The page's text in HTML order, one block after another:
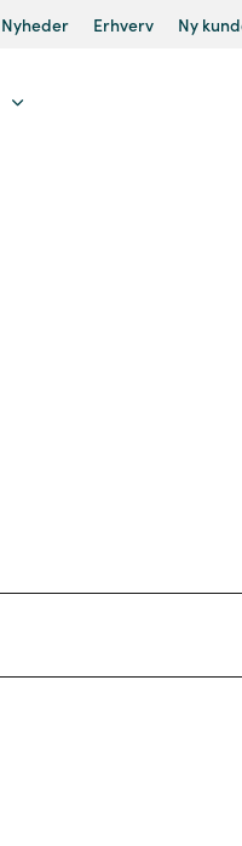
Nyheder Erhverv Ny